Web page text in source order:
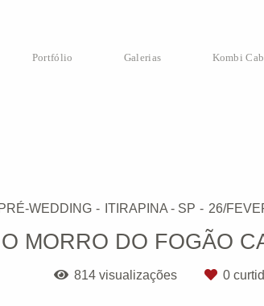
Portfólio Galerias Kombi
PRÉ-WEDDING ITIRAPINA - SP 26/
MORRO DO FOGÃO
814visualizações 0